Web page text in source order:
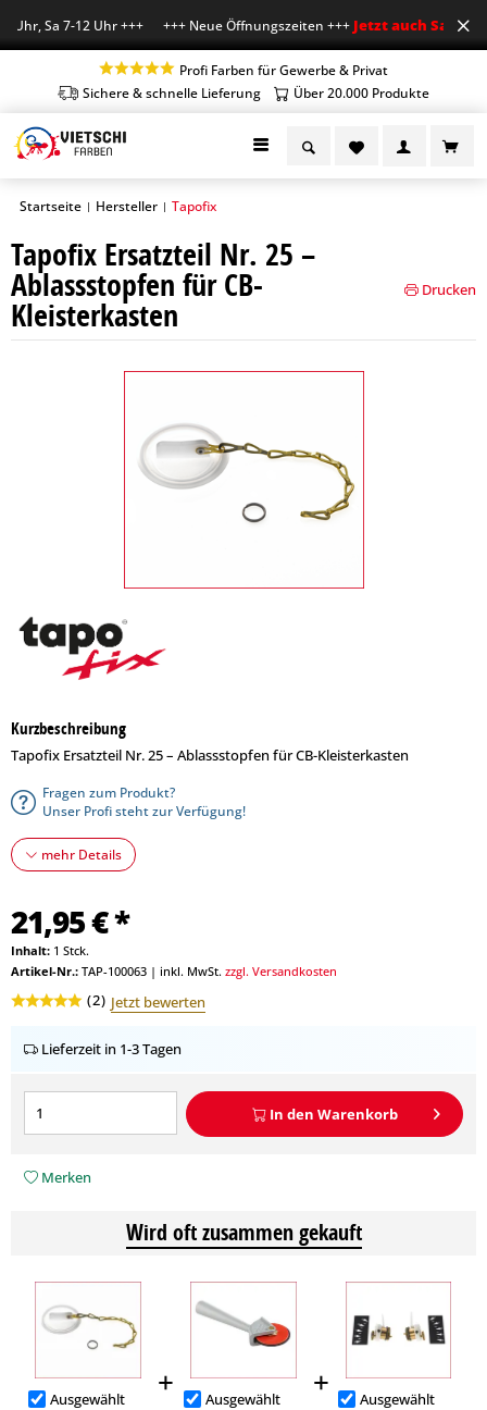
Uhr, Sa 7-12 Uhr +++ +++ Neue Öffnungszeiten +++Jetzt auch Sa
Profi Farben für Gewerbe & Privat
Sichere & schnelle Lieferung
Über 20.000 Produkte
Startseite | Hersteller | Tapofix
Tapofix Ersatzteil Nr. 25 –
Ablassstopfen für CB-
Kleisterkasten
Drucken
Kurzbeschreibung
Tapofix Ersatzteil Nr. 25 – Ablassstopfen für CB-Kleisterkasten
Fragen zum Produkt?
Unser Profi steht zur Verfügung!
mehr Details
21,95 € *
Inhalt: 1 Stck.
Artikel-Nr.: TAP-100063 | inkl. MwSt. zzgl. Versandkosten
(2) Jetzt bewerten
Lieferzeit in 1-3 Tagen
In den Warenkorb
Merken
Wird oft zusammen gekauft
Ausgewählt
Ausgewählt
Ausgewählt